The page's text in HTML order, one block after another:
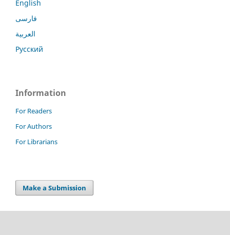
English
فارسی
العربية
Русский
Information
For Readers
For Authors
For Librarians
Make a Submission